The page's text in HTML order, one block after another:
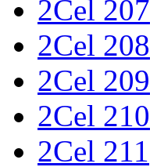
2Cel 207
2Cel 208
2Cel 209
2Cel 210
2Cel 211